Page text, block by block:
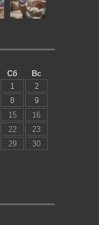
Сб
Вс
1
2
8
9
15
16
22
23
29
30